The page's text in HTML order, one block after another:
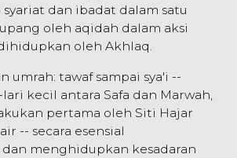
dan ibadat dalam satu
oleh aqidah dalam aksi
oleh Akhlaq.
umrah: tawaf sampai sya'i --
kecil antara Safa dan Marwah,
pertama oleh Siti Hajar
-- secara esensial
menghidupkan kesadaran